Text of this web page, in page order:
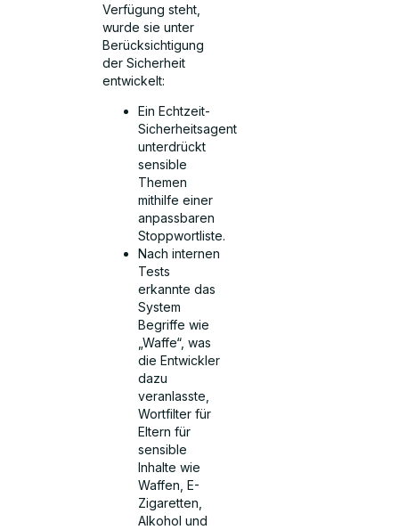
Verfügung steht,
wurde sie unter
Berücksichtigung
der Sicherheit
entwickelt:
Ein Echtzeit-
Sicherheitsagent
unterdrückt
sensible
Themen
mithilfe einer
anpassbaren
Stoppwortliste.
Nach internen
Tests
erkannte das
System
Begriffe wie
„Waffe“, was
die Entwickler
dazu
veranlasste,
Wortfilter für
Eltern für
sensible
Inhalte wie
Waffen, E-
Zigaretten,
Alkohol und